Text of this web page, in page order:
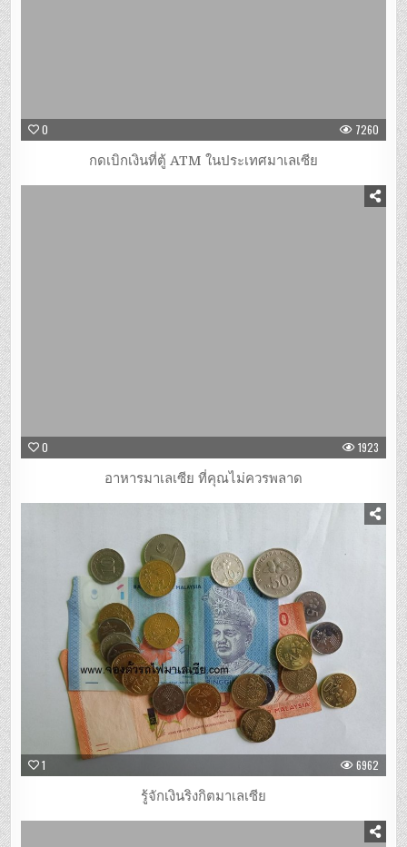
0 7260
กดเบิกเงินที่ตู้ ATM ในประเทศมาเลเซีย
0 1923
อาหารมาเลเซีย ที่คุณไม่ควรพลาด
1 6962
รู้จักเงินริงกิตมาเลเซีย